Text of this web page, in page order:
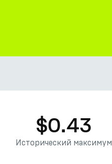
$0.43
Исторический максимум